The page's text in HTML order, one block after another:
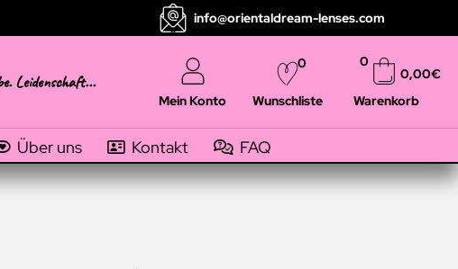
info@orientaldream-lenses.com
Leidenschaft...
Mein Konto Wunschliste
0
Warenkorb
0,00€
0
Über uns Kontakt FAQ